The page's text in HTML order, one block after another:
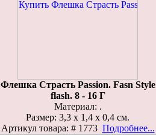
Флешка Страсть Passion. Fasn Style
flash. 8 - 16 Г
Материал: .
Размер: 3,3 х 1,4 х 0,4 см.
Артикул товара: # 1773 Подробнее...